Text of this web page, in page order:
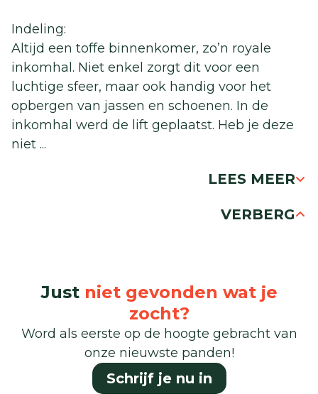
Indeling:
Altijd een toffe binnenkomer, zo’n royale
inkomhal. Niet enkel zorgt dit voor een
luchtige sfeer, maar ook handig voor het
opbergen van jassen en schoenen. In de
inkomhal werd de lift geplaatst. Heb je deze
niet ...
LEES MEER
VERBERG
Just niet gevonden wat je
zocht?
Word als eerste op de hoogte gebracht van
onze nieuwste panden!
Schrijf je nu in